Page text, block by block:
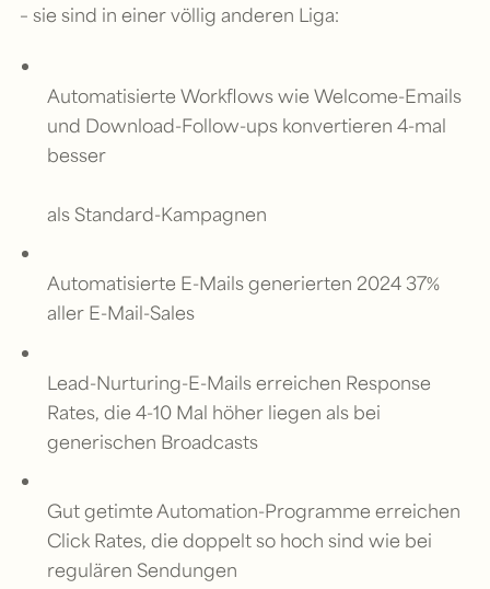
– sie sind in einer völlig anderen Liga:
Automatisierte Workflows wie Welcome-Emails
und Download-Follow-ups konvertieren 4-mal
besser
als Standard-Kampagnen
Automatisierte E-Mails generierten 2024 37%
aller E-Mail-Sales
Lead-Nurturing-E-Mails erreichen Response
Rates, die 4-10 Mal höher liegen als bei
generischen Broadcasts
Gut getimte Automation-Programme erreichen
Click Rates, die doppelt so hoch sind wie bei
regulären Sendungen